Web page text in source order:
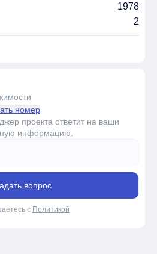
1978
2
номер
проекта ответит на ваши
информацию.
вопрос
с Политикой